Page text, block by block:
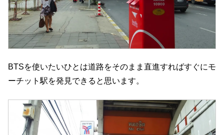
BTSを使いたいひとは道路をそのまま直進すればすぐにモ
ーチット駅を発見できると思います。